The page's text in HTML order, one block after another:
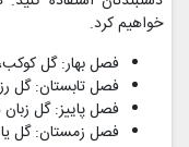
خواهیم کرد.
فصل بهار: گل
فصل تابستان: گل
فصل پاییز: گل
فصل زمستان: گل